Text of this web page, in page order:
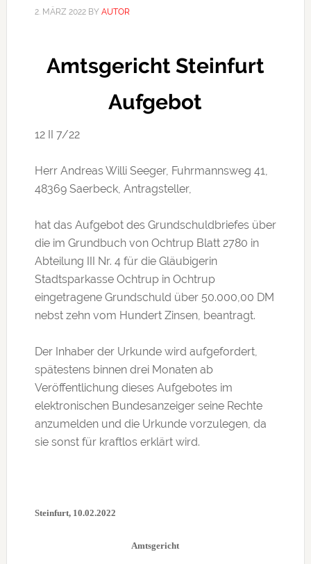
2. MÄRZ 2022BY AUTOR
Amtsgericht Steinfurt
Aufgebot
12 II 7/​22
Herr Andreas Willi Seeger, Fuhrmannsweg 41,
48369 Saerbeck, Antragsteller,
hat das Aufgebot des Grundschuldbriefes über
die im Grundbuch von Ochtrup Blatt 2780 in
Abteilung III Nr. 4 für die Gläubigerin
Stadtsparkasse Ochtrup in Ochtrup
eingetragene Grundschuld über 50.000,00 DM
nebst zehn vom Hundert Zinsen, beantragt.
Der Inhaber der Urkunde wird aufgefordert,
spätestens binnen drei Monaten ab
Veröffentlichung dieses Aufgebotes im
elektronischen Bundesanzeiger seine Rechte
anzumelden und die Urkunde vorzulegen, da
sie sonst für kraftlos erklärt wird.
Steinfurt, 10.02.2022
Amtsgericht